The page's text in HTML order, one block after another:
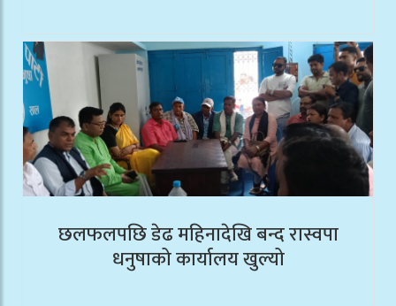
छलफलपछि डेढ महिनादेखि बन्द रास्वपा
धनुषाको कार्यालय खुल्यो